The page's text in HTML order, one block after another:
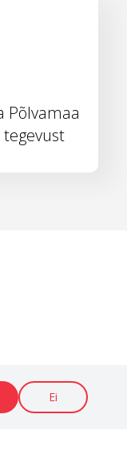
Ei
Põlvamaa
tegevust